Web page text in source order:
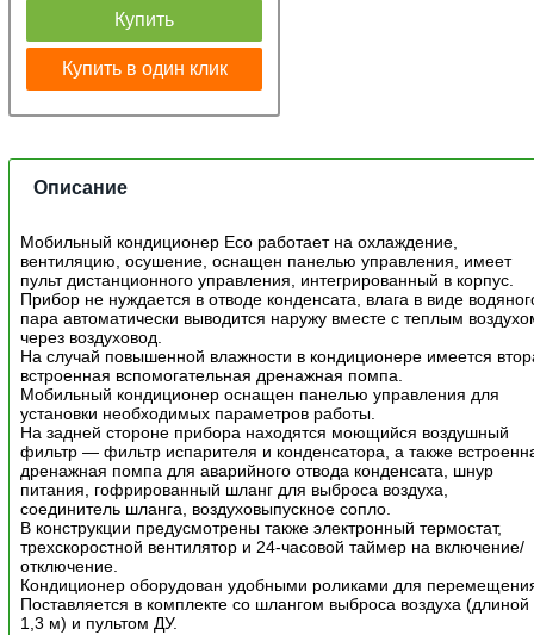
Купить
Купить в один клик
Описание
Мобильный кондиционер Eco работает на охлаждение,
вентиляцию, осушение, оснащен панелью управления, имеет
пульт дистанционного управления, интегрированный в корпус.
Прибор не нуждается в отводе конденсата, влага в виде
пара автоматически выводится наружу вместе с теплым
через воздуховод.
На случай повышенной влажности в кондиционере имеется
встроенная вспомогательная дренажная помпа.
Мобильный кондиционер оснащен панелью управления для
установки необходимых параметров работы.
На задней стороне прибора находятся моющийся воздушный
фильтр — фильтр испарителя и конденсатора, а также
дренажная помпа для аварийного отвода конденсата, шнур
питания, гофрированный шланг для выброса воздуха,
соединитель шланга, воздуховыпускное сопло.
В конструкции предусмотрены также электронный термостат,
трехскоростной вентилятор и 24-часовой таймер на включение/
отключение.
Кондиционер оборудован удобными роликами для
Поставляется в комплекте со шлангом выброса воздуха (длиной
1,3 м) и пультом ДУ.